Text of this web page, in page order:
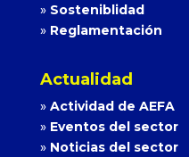
» Sosteniblidad
» Reglamentación
Actualidad
» Actividad de AEFA
» Eventos del sector
» Noticias del sector